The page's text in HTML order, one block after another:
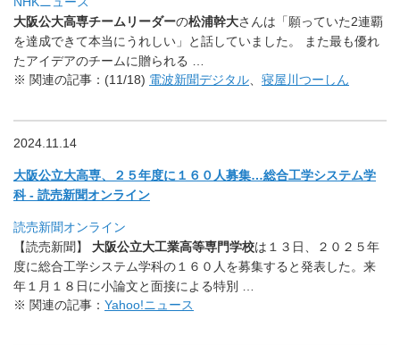
大阪公大高専チームリーダーの松浦幹大さんは「願っていた2連覇
を達成できて本当にうれしい」
と話していました。 また最も優れ
たアイデアのチームに贈られる …
※ 関連の記事：(11/18) 電波新聞デジタル 寝屋川つーしん
2024.11.14
大阪公立大高専、２５年度に１６０人募集…総合工学システム学
科 - 読売新聞オンライン
読売新聞オンライン
【読売新聞】 大阪公立大工業高等専門学校は１３日、
２０２５年
度に総合工学システム学科の１６０人を募集すると発表 した。来
年１月１８日に小論文と面接による特別 …
※ 関連の記事： Yahoo!ニュース